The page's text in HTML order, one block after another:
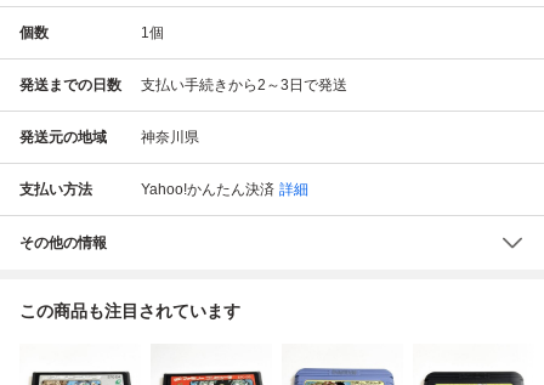
個数 1個
発送までの日数 支払い手続きから2～3日で発送
発送元の地域 神奈川県
支払い方法 Yahoo!かんたん決済 詳細
その他の情報
この商品も注目されています